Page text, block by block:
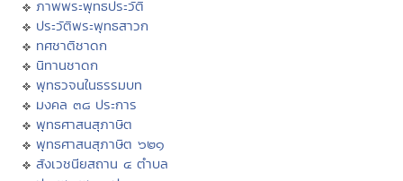
ภาพพระพุทธประวัติ
ประวัติพระพุทธสาวก
ทศชาติชาดก
นิทานชาดก
พุทธวจนในธรรมบท
มงคล ๓๘ ประการ
พุทธศาสนสุภาษิต
พุทธศาสนสุภาษิต ๖๒๑
สังเวชนียสถาน ๔ ตำบล